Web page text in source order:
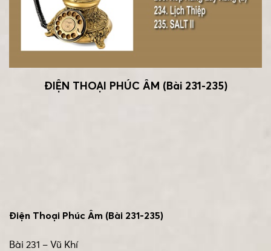
ĐIỆN THOẠI PHÚC ÂM (Bài 231-235)
Điện Thoại Phúc Âm (Bài 231-235)
Bài 231 – Vũ Khí